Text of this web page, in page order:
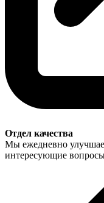
Отдел качества
Мы ежедневно
интересующие